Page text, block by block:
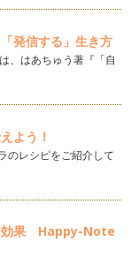
ちが一気に鮮や
干大根・干し
ましたね♪ 前
んでいるママは
発信する」生き方
、はあちゅう著『「自
よう！
のレシピをご紹介して
効果 Happy-Note